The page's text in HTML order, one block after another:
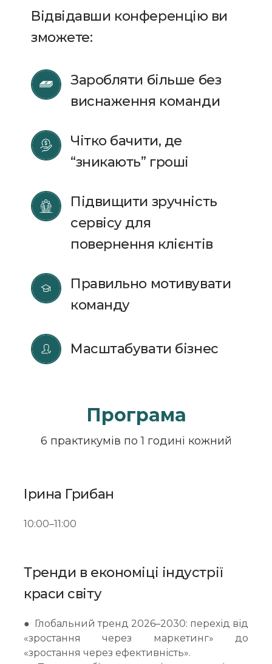
Відвідавши конференцію ви
зможете:
Заробляти більше без
виснаження команди
Чітко бачити, де
“зникають” гроші
Підвищити зручність
сервісу для
повернення клієнтів
Правильно мотивувати
команду
Масштабувати бізнес
Програма
6 практикумів по 1 годині кожний
Ірина Грибан
10:00–11:00
Тренди в економіці індустрії
краси світу
● Глобальний тренд 2026–2030: перехід від
«зростання через маркетинг» до
«зростання через ефективність».